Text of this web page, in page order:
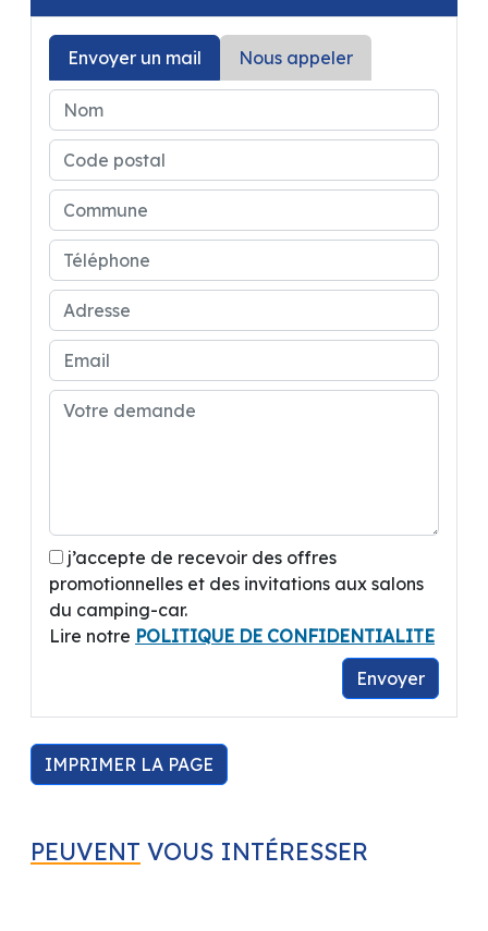
-Pack Alpine multimedia avec caméra de recul
Soit un superbe fourgon au prix de 82720€
remisé à
N'attendez plus..Faites vous plaisir !!!
*Pour des configurations personnalisées veuillez
appeler au 05 63 54 75 51*
Plusieurs configurations possibles comme
moteur 180ch avec boite automatique, peinture
métal, feux full led, pack safety...etc
*Plusieurs modèles dispos en boite mécanique
avec jantes alu et en boite auto jantes alu
aussi...*
Envoyer un mail Nous appeler
j’accepte de recevoir des offres
promotionnelles et des invitations aux salons
du camping-car.
Lire notre POLITIQUE DE CONFIDENTIALITE
Envoyer
IMPRIMER LA PAGE
PEUVENT VOUS INTÉRESSER